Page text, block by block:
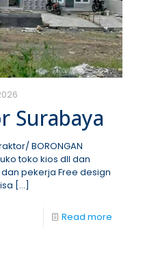
Surabaya
BORONGAN
toko kios dll dan
pekerja Free design
[…]
Read more